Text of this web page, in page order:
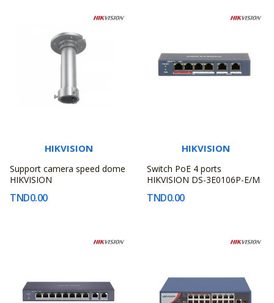
HIKVISION
Support camera speed dome
HIKVISION
TND0.00
HIKVISION
Switch PoE 4 ports
HIKVISION DS-3E0106P-E/M
TND0.00